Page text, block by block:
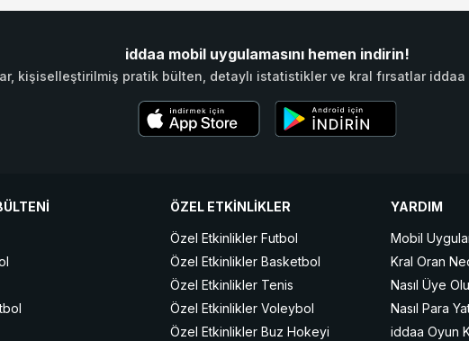
iddaa mobil uygulamasını hemen indirin!
kişiselleştirilmiş pratik bülten, detaylı istatistikler ve kral fırsatlar iddaa
ÖZEL ETKİNLİKLER
Özel Etkinlikler Futbol
Özel Etkinlikler Basketbol
Özel Etkinlikler Tenis
Özel Etkinlikler Voleybol
Özel Etkinlikler Buz Hokeyi
YARDIM
Mobil
Kral Oran
Nasıl Üye
Nasıl Para
iddaa Oyun